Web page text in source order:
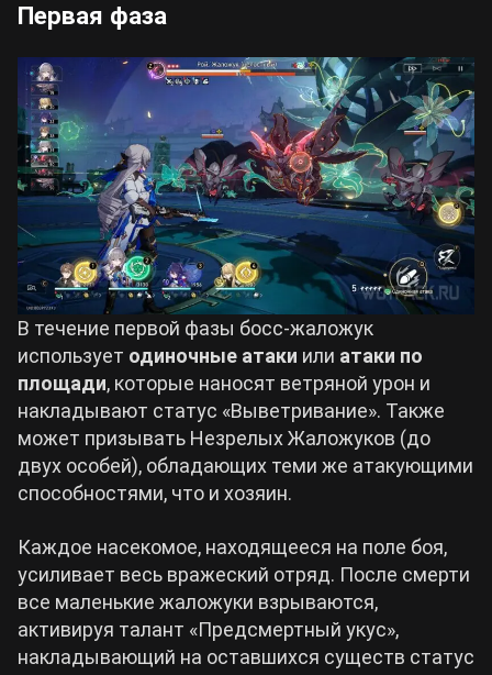
Первая фаза
В течение первой фазы босс-жаложук
использует одиночные атаки или атаки по
площади, которые наносят ветряной урон и
накладывают статус «Выветривание». Также
может призывать Незрелых Жаложуков (до
двух особей), обладающих теми же атакующими
способностями, что и хозяин.
Каждое насекомое, находящееся на поле боя,
усиливает весь вражеский отряд. После смерти
все маленькие жаложуки взрываются,
активируя талант «Предсмертный укус»,
накладывающий на оставшихся существ статус